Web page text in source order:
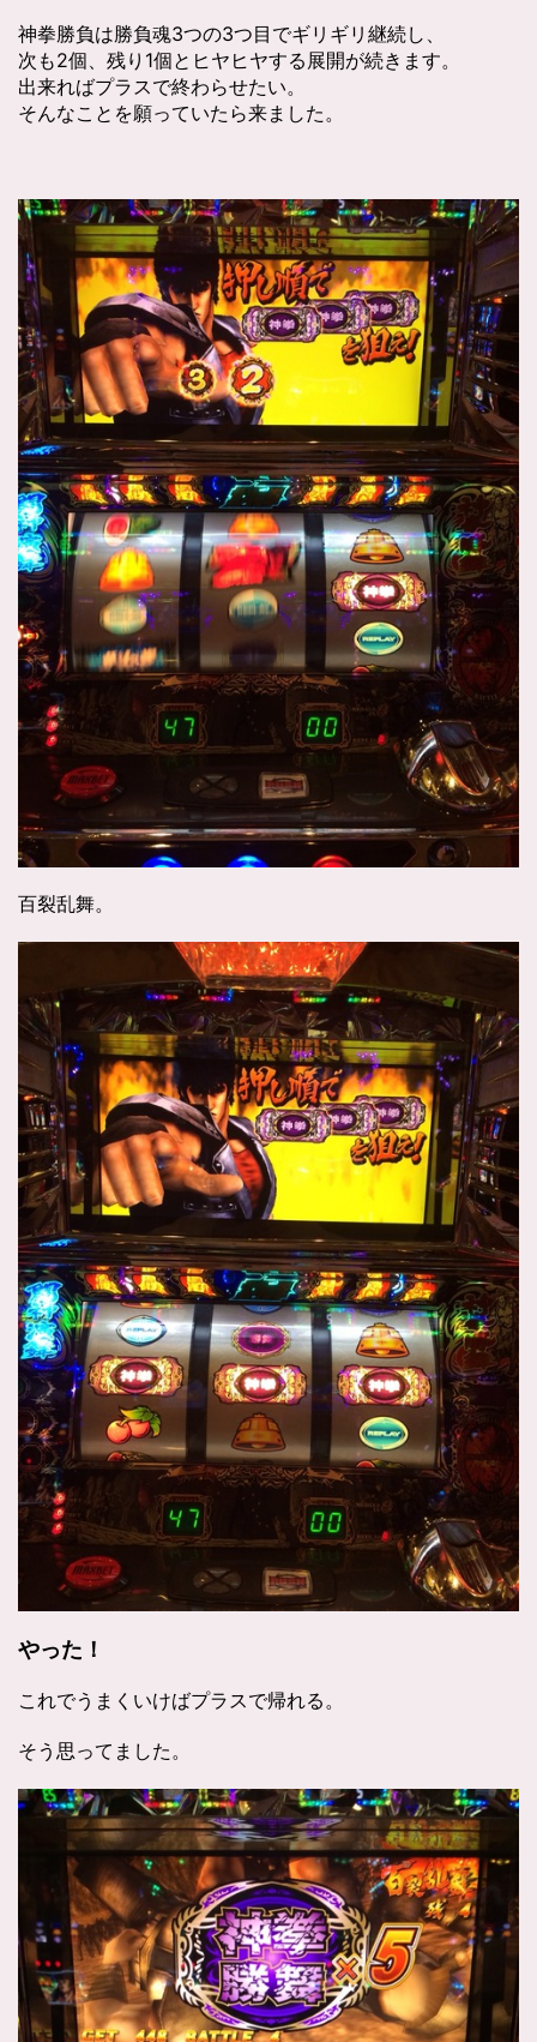
神拳勝負は勝負魂3つの3つ目でギリギリ継続し、
次も2個、残り1個とヒヤヒヤする展開が続きます。
出来ればプラスで終わらせたい。
そんなことを願っていたら来ました。
百裂乱舞。
やった！
これでうまくいけばプラスで帰れる。
そう思ってました。